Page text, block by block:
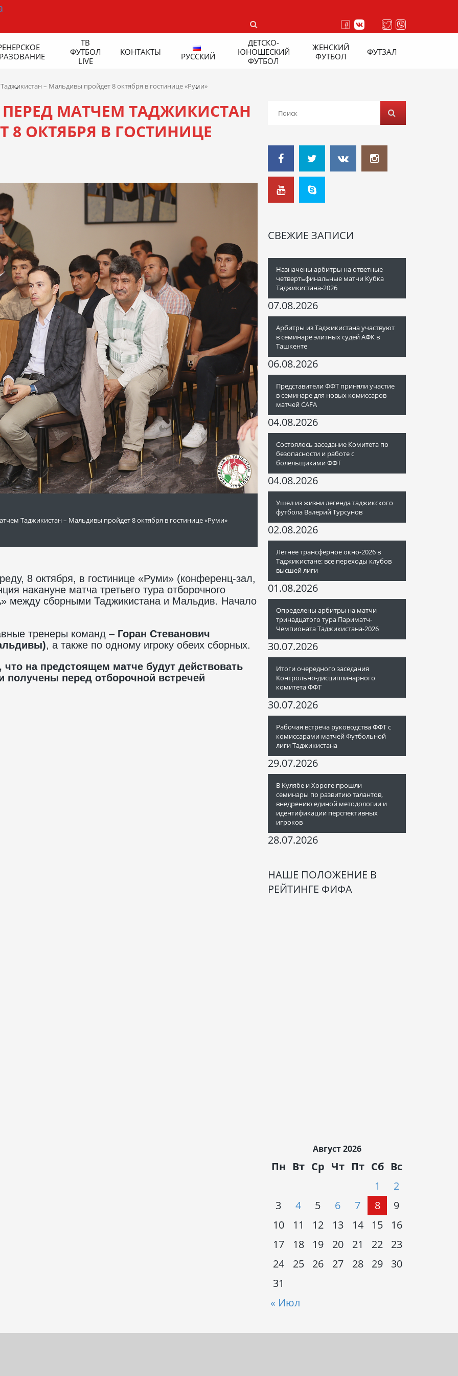
ТВ
ФУТБОЛ
LIVE
КОНТАКТЫ РУССКИЙ
ДЕТСКО-
ЮНОШЕСКИЙ
ФУТБОЛ
ЖЕНСКИЙ
ФУТБОЛ
ФУТЗАЛ
– Мальдивы пройдет 8 октября в гостинице «Руми»
МАТЧЕМ ТАДЖИКИСТАН
ОКТЯБРЯ В ГОСТИНИЦЕ
Таджикистан – Мальдивы пройдет 8 октября в гостинице «Руми»
8 октября, в гостинице «Руми» (конференц-зал,
накануне матча третьего тура отборочного
между сборными Таджикистана и Мальдив. Начало
тренеры команд – Горан Стеванович
, а также по одному игроку обеих сборных.
на предстоящем матче будут действовать
получены перед отборочной встречей
СВЕЖИЕ ЗАПИСИ
Назначены арбитры на ответные
четвертьфинальные матчи Кубка
Таджикистана-2026
07.08.2026
Арбитры из Таджикистана участвуют
в семинаре элитных судей АФК в
Ташкенте
06.08.2026
Представители ФФТ приняли участие
в семинаре для новых комиссаров
матчей CAFA
04.08.2026
Состоялось заседание Комитета по
безопасности и работе с
болельщиками ФФТ
04.08.2026
Ушел из жизни легенда таджикского
футбола Валерий Турсунов
02.08.2026
Летнее трансферное окно-2026 в
Таджикистане: все переходы клубов
высшей лиги
01.08.2026
Определены арбитры на матчи
тринадцатого тура Париматч-
Чемпионата Таджикистана-2026
30.07.2026
Итоги очередного заседания
Контрольно-дисциплинарного
комитета ФФТ
30.07.2026
Рабочая встреча руководства ФФТ с
комиссарами матчей Футбольной
лиги Таджикистана
29.07.2026
В Кулябе и Хороге прошли
семинары по развитию талантов,
внедрению единой методологии и
идентификации перспективных
игроков
28.07.2026
НАШЕ ПОЛОЖЕНИЕ В
РЕЙТИНГЕ ФИФА
Август 2026
Пн Вт Ср Чт Пт Сб Вс
« Июл
1
2
3
4 5 6 7 8
9
10
11 12 13 14 15
16
17
18 19 20 21 22
23
24
25 26 27 28 29
30
31